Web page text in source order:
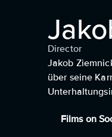
Director
Jakob
über seine
Films on